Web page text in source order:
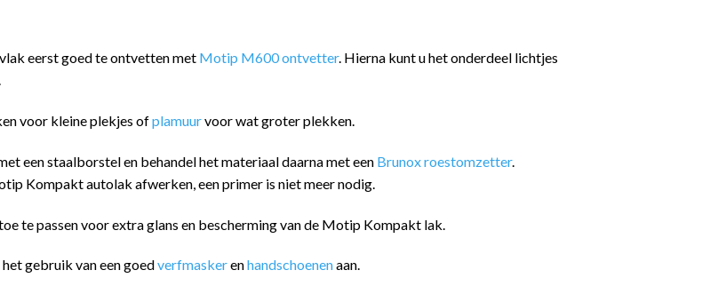
eerst goed te ontvetten met Motip M600 ontvetter. Hierna kunt u het onderdeel lichtjes
voor kleine plekjes ofplamuurvoor wat groter plekken.
een staalborstel en behandel het materiaal daarna met een Brunox roestomzetter.
Kompakt autolak afwerken, een primer is niet meer nodig.
te passen voor extra glans en bescherming van de Motip Kompakt lak.
gebruik van een goedverfmaskerenhandschoenenaan.